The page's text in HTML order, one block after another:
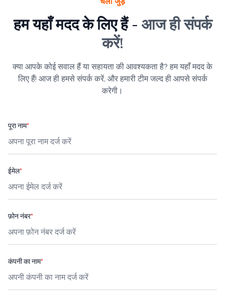
हम यहाँ मदद के लिए हैं - आज ही संपर्क
करें!
क्या आपके कोई सवाल हैं या सहायता की आवश्यकता है? हम यहाँ मदद के
लिए हैं! आज ही हमसे संपर्क करें, और हमारी टीम जल्द ही आपसे संपर्क
करेगी।
पूरा नाम*
ईमेल*
फ़ोन नंबर*
कंपनी का नाम*